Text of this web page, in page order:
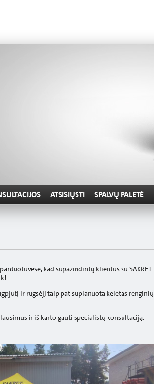
ATSISIŲSTI SPALVŲ PALETĖ
kad supažindintų klientus su SAKRET
ir rugsėjį taip pat suplanuota keletas
ir iš karto gauti specialistų konsultaciją.